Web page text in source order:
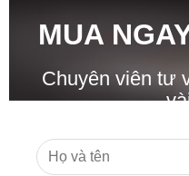
MUA
Chuyên viên tư